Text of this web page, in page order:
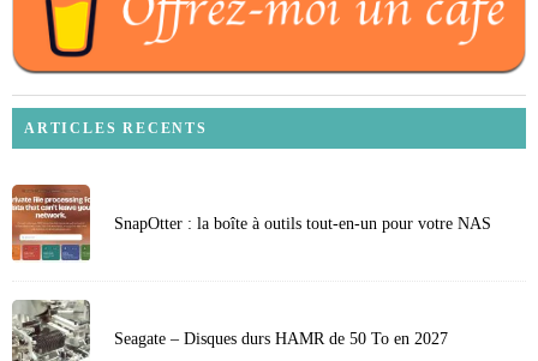
ARTICLES RECENTS
SnapOtter : la boîte à outils tout-en-un pour votre NAS
Seagate – Disques durs HAMR de 50 To en 2027